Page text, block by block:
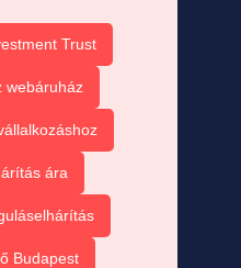
Trust
webáruház
ára
Budapest